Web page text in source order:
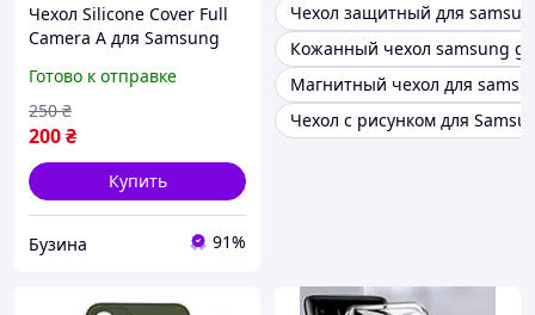
Чехол Silicone Cover Full
Camera A для Samsung
Dark Blue buzyna
Готово к отправке
200₴
250 ₴
Купить
Бузина 91%
Чехол защитный для
Кожанный чехол samsung
Магнитный чехол для
Чехол с рисунком для